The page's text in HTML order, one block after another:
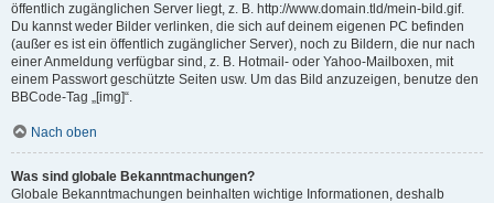
öffentlich zugänglichen Server liegt, z. B. http://www.domain.tld/mein-bild.gif.
Du kannst weder Bilder verlinken, die sich auf deinem eigenen PC befinden
(außer es ist ein öffentlich zugänglicher Server), noch zu Bildern, die nur nach
einer Anmeldung verfügbar sind, z. B. Hotmail- oder Yahoo-Mailboxen, mit
einem Passwort geschützte Seiten usw. Um das Bild anzuzeigen, benutze den
BBCode-Tag „[img]“.
Nach oben
Was sind globale Bekanntmachungen?
Globale Bekanntmachungen beinhalten wichtige Informationen, deshalb